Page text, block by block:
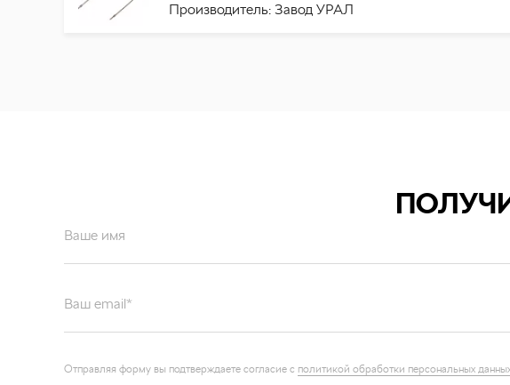
Производитель: Завод УРАЛ
Ваше имя
Отправляя форму вы подтверждаете согласие с